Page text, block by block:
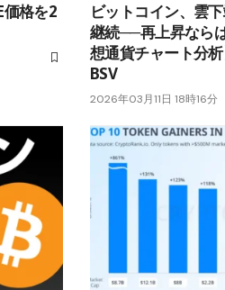
格を2
ビットコイン、雲
継続──再上昇なら
想通貨チャート分析
BSV
2026年03月11日 18時16分